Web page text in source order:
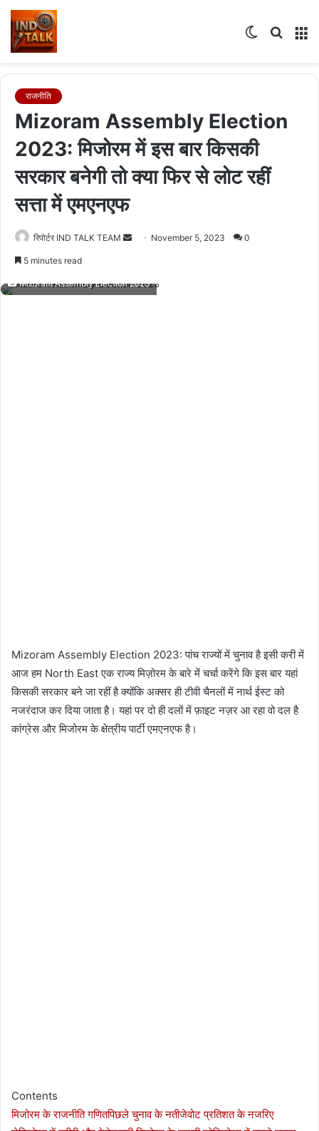
Search
Switch
राजनीति
Mizoram Assembly Election
2023: मिजोरम में इस बार किसकी
सरकार बनेगी तो क्या फिर से लोट रहीं
सत्ता में एमएनएफ
रिपोर्टर IND TALK TEAM
Send November 5, 2023 0
5 minutes read
Mizoram Assembly Election 2023
Mizoram Assembly Election 2023: पांच राज्यों में चुनाव है इसी करी में
आज हम North East एक राज्य मिज़ोरम के बारे में चर्चा करेंगे कि इस बार यहां
किसकी सरकार बने जा रहीं है क्योंकि अक्सर ही टीवी चैनलों में नार्थ ईस्ट को
नजरंदाज कर दिया जाता है। यहां पर दो ही दलों में फ़ाइट नज़र आ रहा वो दल है
कांग्रेस और मिजोरम के क्षेत्रीय पार्टी एमएनएफ है।
Contents
मिजोरम के राजनीति गणितपिछले चुनाव के नतीजेवोट प्रतिशत के नजरिए